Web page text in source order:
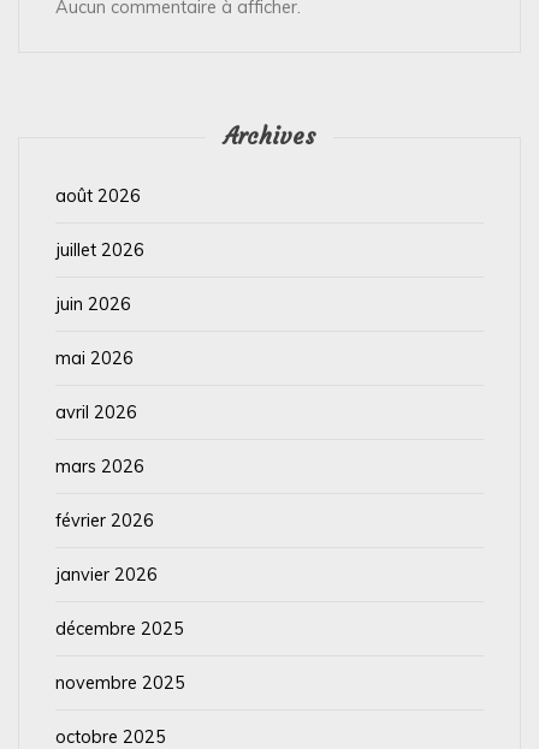
Aucun commentaire à afficher.
Archives
août 2026
juillet 2026
juin 2026
mai 2026
avril 2026
mars 2026
février 2026
janvier 2026
décembre 2025
novembre 2025
octobre 2025